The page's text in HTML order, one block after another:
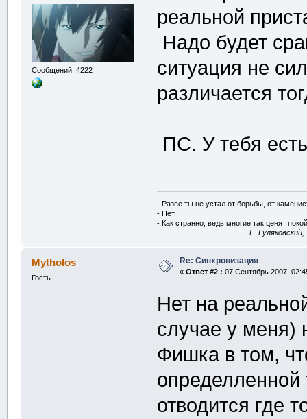
Сообщений: 4222
реальной
Надо будет
ситуация не
различается
ПС. У тебя
- Разве ты не устал от борьбы, от
- Нет.
- Как странно, ведь многие так ценят
E.
Mytholos
Гость
Re: Синхронизация
« Ответ #2 : 07 Сентябрь 2007,
Нет на
случае у меня)
Фишка в том,
определленной
отводится где